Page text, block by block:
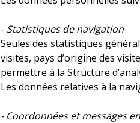
- Statistiques de navigation
Seules des statistiques
visites, pays d’origine des
permettre à la Structure
Les données relatives à la
- Coordonnées et messages